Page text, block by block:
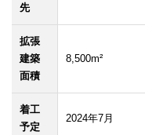
先
拡張
建築
面積
8,500m²
着工
予定
2024年7月